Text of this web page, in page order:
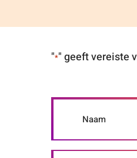
"*" geeft vereiste